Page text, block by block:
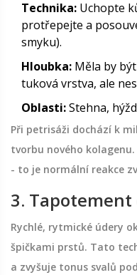
Technika: Uchopte
protřepejte a
smyku).
Hloubka: Měla by
tuková vrstva, ale
Oblasti:Stehna,
Při petrisáži dochází k
tvorbu nového
- to je normální reakce
3. Tapotement
Rychlé, rytmické údery
špičkami prstů. Tato
a zvyšuje tonus svalů